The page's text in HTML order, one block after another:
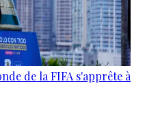
de la FIFA s'apprête à